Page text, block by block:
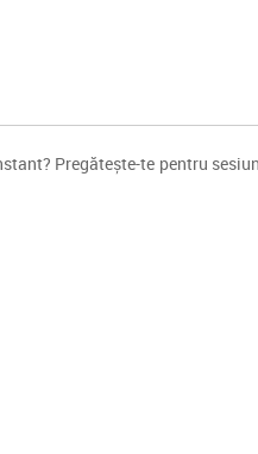
Pregătește-te pentru